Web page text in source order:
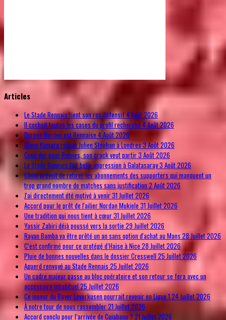
© Free VinaGecko.com
Articles
Le Stade Rennais tient son roc défensif 4 Août 2026
Il cochait toutes les cases du profil recherché4 Août 2026
Doreen Norden est Rennaise 4 Août 2026
Glenn Kamara rejoint Julien Stéphan à Londres3 Août 2026
Coup dur pour Rennes, son crack veut partir3 Août 2026
Le Stade Rennais fait belle impression à Galatasaray3 Août 2026
Côme prévoit de retirer les abonnements des supporters qui manquent un
trop grand nombre de matches sans justification2 Août 2026
J'ai directement été motivé à venir31 Juillet 2026
Accord pour le prêt de l'ailier Nordan Mukiele31 Juillet 2026
Une tradition qui nous tient à cœur31 Juillet 2026
Yassir Zabiri déjà poussé vers la sortie 29 Juillet 2026
Rayan Bamba va être prêté un an sans option d'achat au Mans 28 Juillet 2026
C’est confirmé pour ce protégé d’Haise à Nice 28 Juillet 2026
Pluie de bonnes nouvelles dans le dossier Cresswell25 Juillet 2026
Aguerd renvoyé au Stade Rennais 25 Juillet 2026
Un cadre majeur passe au bloc opératoire et son retour se fera avec un
accessoire inhabituel25 Juillet 2026
Ce joueur du Bayer Leverkusen pourrait revenir en Ligue 124 Juillet 2026
À notre tour de nous rassembler21 Juillet 2026
Accord conclu pour l’arrivée de Cuiabano ? 21 Juillet 2026